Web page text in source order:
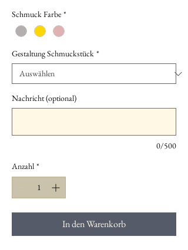
Schmuck Farbe *
Gestaltung Schmuckstück *
Nachricht (optional)
0/500
Anzahl *
In den Warenkorb